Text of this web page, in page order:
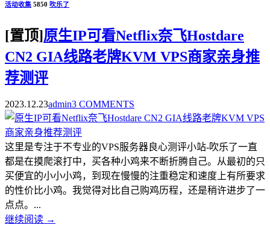
活动收集 5850 吹乐了
[置顶]原生IP可看Netflix奈飞Hostdare
CN2 GIA线路老牌KVM VPS商家亲身推
荐测评
2023.12.23admin3 COMMENTS
这里是专注于不专业的VPS服务器良心测评小站-吹乐了一直
都是在摸爬滚打中，买各种小鸡来不断折腾自己。从最初的只
买便宜的小小小鸡，到现在慢慢的注重稳定和速度上有所要求
的性价比小鸡。我觉得对比自己购鸡历程，还是稍许进步了一
点点。...
继续阅读 →